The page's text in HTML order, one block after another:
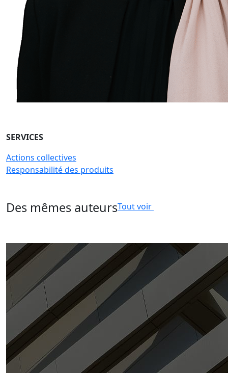
SERVICES
Actions collectives
Responsabilité des produits
Des mêmes auteursTout voir